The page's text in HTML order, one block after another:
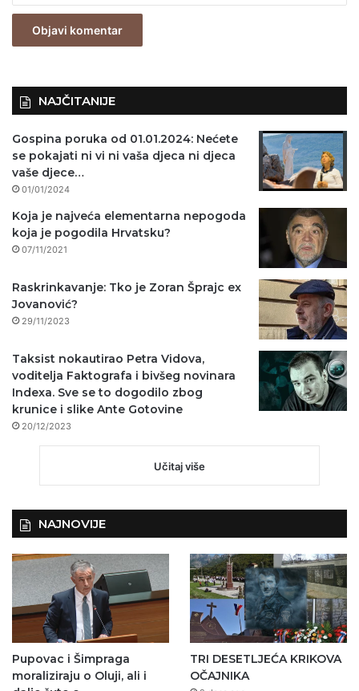
z
NAJČITANIJE
Gospina poruka od 01.01.2024: Nećete
se pokajati ni vi ni vaša djeca ni djeca
vaše djece…
01/01/2024
Koja je najveća elementarna nepogoda
koja je pogodila Hrvatsku?
07/11/2021
Raskrinkavanje: Tko je Zoran Šprajc ex
Jovanović?
29/11/2023
Taksist nokautirao Petra Vidova,
voditelja Faktografa i bivšeg novinara
Indexa. Sve se to dogodilo zbog
krunice i slike Ante Gotovine
20/12/2023
Učitaj više
NAJNOVIJE
Pupovac i Šimpraga
moraliziraju o Oluji, ali i
TRI DESETLJEĆA KRIKOVA
OČAJNIKA